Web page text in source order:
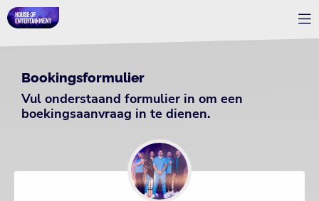
Bookingsformulier
Vul onderstaand formulier in om een
boekingsaanvraag in te dienen.